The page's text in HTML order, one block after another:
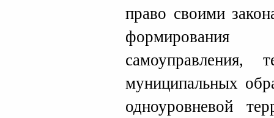
право своими
самоуправления,
муниципальных
одноуровневой